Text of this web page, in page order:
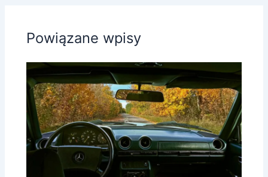
Powiązane wpisy